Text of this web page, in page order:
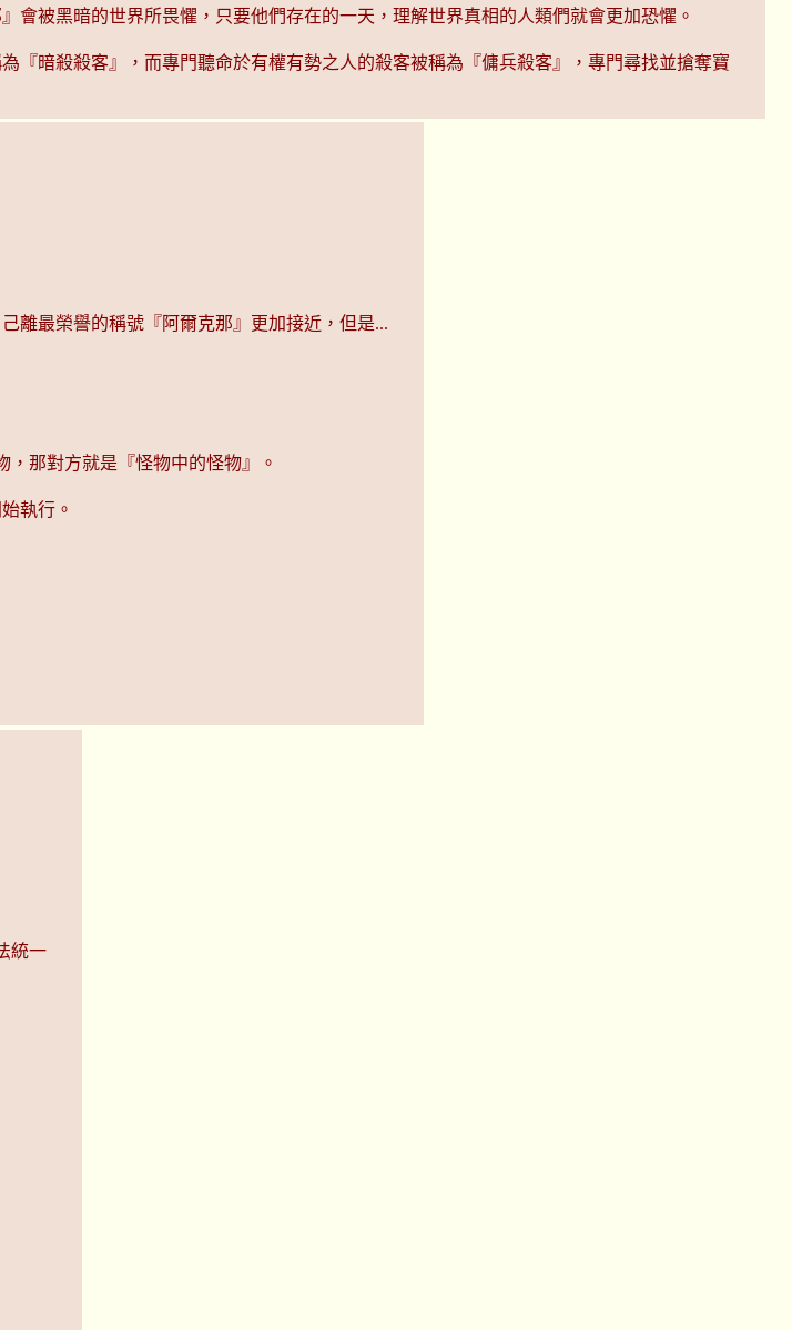
被黑暗的世界所畏懼，只要他們存在的一天，理解世界真相的人類們就會更加恐懼。
『暗殺殺客』，而專門聽命於有權有勢之人的殺客被稱為『傭兵殺客』，專門尋找並搶奪寶
離最榮譽的稱號『阿爾克那』更加接近，但是...
那對方就是『怪物中的怪物』。
執行。
統一